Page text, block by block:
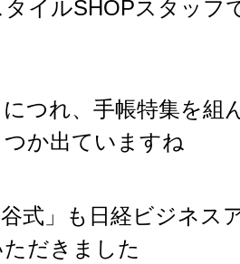
イルSHOPスタッフ
つれ、手帳特集を組
か出ていますね
式」も日経ビジネス
だきました